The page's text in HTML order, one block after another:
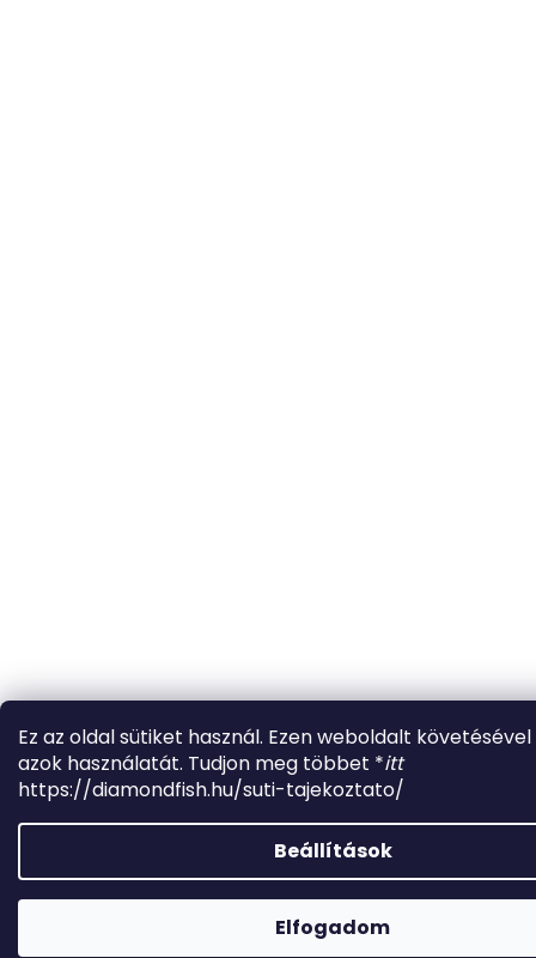
Ez az oldal sütiket használ. Ezen weboldalt
azok használatát. Tudjon meg többet *itt
https://diamondfish.hu/suti-tajekoztato/
Beállítások
Elfogadom
Kérdésed van ? Fordulj hozzánk bizalommal.
ugyfelszolgalat.diamondfish@gmail.com Bemutatóterem